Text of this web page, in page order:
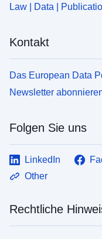
Law | Data |
Kontakt
Das European Data
Newsletter
Folgen Sie uns
LinkedIn
Other
Rechtliche